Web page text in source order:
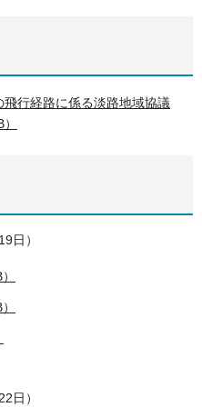
行経路に係る淡路地域協議
日）
日）